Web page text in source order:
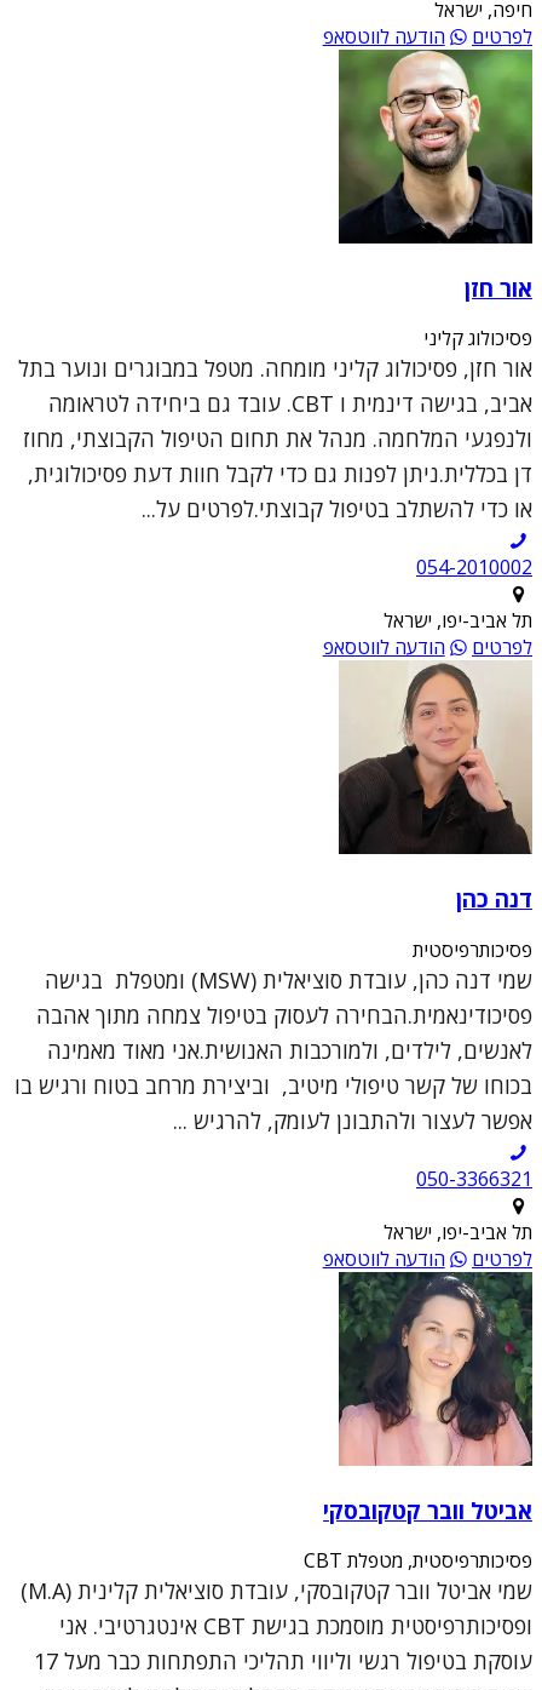
חיפה, ישראל
לפרטים
הודעה לווטסאפ
אור חזן
פסיכולוג קליני
אור חזן, פסיכולוג קליני מומחה. מטפל במבוגרים ונוער בתל
אביב, בגישה דינמית ו CBT. עובד גם ביחידה לטראומה
ולנפגעי המלחמה. מנהל את תחום הטיפול הקבוצתי, מחוז
דן בכללית.ניתן לפנות גם כדי לקבל חוות דעת פסיכולוגית,
או כדי להשתלב בטיפול קבוצתי.לפרטים על...
054-2010002
תל אביב-יפו, ישראל
לפרטים
הודעה לווטסאפ
דנה כהן
פסיכותרפיסטית
שמי דנה כהן, עובדת סוציאלית (MSW) ומטפלת בגישה
פסיכודינאמית.הבחירה לעסוק בטיפול צמחה מתוך אהבה
לאנשים, לילדים, ולמורכבות האנושית.אני מאוד מאמינה
בכוחו של קשר טיפולי מיטיב, וביצירת מרחב בטוח ורגיש בו
אפשר לעצור ולהתבונן לעומק, להרגיש ...
050-3366321
תל אביב-יפו, ישראל
לפרטים
הודעה לווטסאפ
אביטל וובר קטקובסקי
פסיכותרפיסטית, מטפלת CBT
שמי אביטל וובר קטקובסקי, עובדת סוציאלית קלינית (M.A)
ופסיכותרפיסטית מוסמכת בגישת CBT אינטגרטיבי. אני
עוסקת בטיפול רגשי וליווי תהליכי התפתחות כבר מעל 17